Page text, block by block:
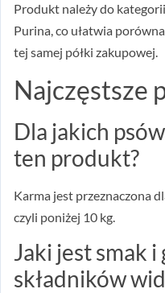
Produkt należy do kategorii
Purina, co ułatwia
tej samej półki zakupowej.
Najczęstsze
Dla jakich
ten produkt?
Karma jest przeznaczona
czyli poniżej 10 kg.
Jaki jest smak i
składników